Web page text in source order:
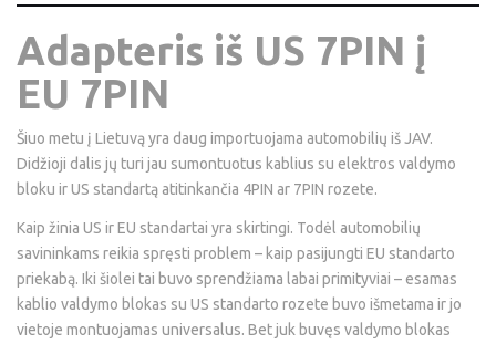
Adapteris iš US 7PIN į
EU 7PIN
Šiuo metu į Lietuvą yra daug importuojama automobilių iš JAV.
Didžioji dalis jų turi jau sumontuotus kablius su elektros valdymo
bloku ir US standartą atitinkančia 4PIN ar 7PIN rozete.
Kaip žinia US ir EU standartai yra skirtingi. Todėl automobilių
savininkams reikia spręsti problem – kaip pasijungti EU standarto
priekabą. Iki šiolei tai buvo sprendžiama labai primityviai – esamas
kablio valdymo blokas su US standarto rozete buvo išmetama ir jo
vietoje montuojamas universalus. Bet juk buvęs valdymo blokas